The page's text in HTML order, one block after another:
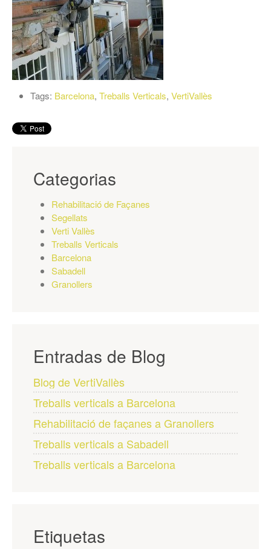
Tags: Barcelona, Treballs Verticals, VertiVallès
Categorias
Rehabilitació de Façanes
Segellats
Verti Vallès
Treballs Verticals
Barcelona
Sabadell
Granollers
Entradas de Blog
Blog de VertiVallès
Treballs verticals a Barcelona
Rehabilitació de façanes a Granollers
Treballs verticals a Sabadell
Treballs verticals a Barcelona
Etiquetas